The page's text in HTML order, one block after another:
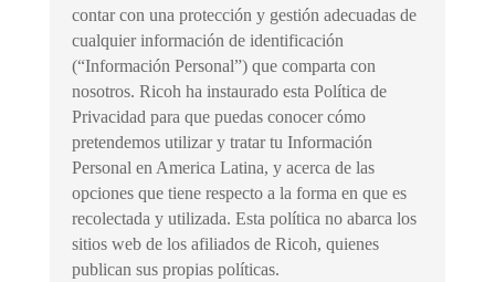
contar con una protección y gestión adecuadas de
cualquier información de identificación
(“Información Personal”) que comparta con
nosotros. Ricoh ha instaurado esta Política de
Privacidad para que puedas conocer cómo
pretendemos utilizar y tratar tu Información
Personal en America Latina, y acerca de las
opciones que tiene respecto a la forma en que es
recolectada y utilizada. Esta política no abarca los
sitios web de los afiliados de Ricoh, quienes
publican sus propias políticas.